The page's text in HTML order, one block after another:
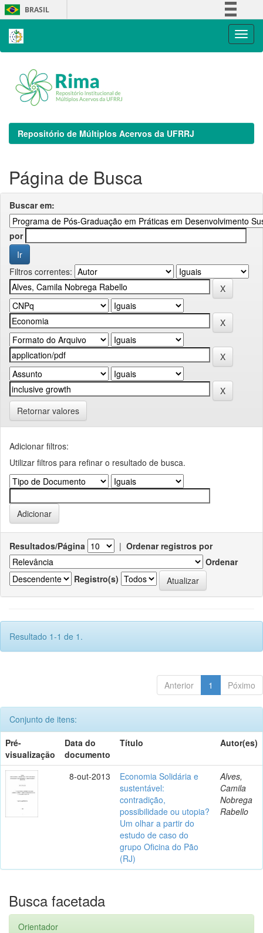
Skip
navigation
BRASIL
Repositório de Múltiplos Acervos da UFRRJ
Página de Busca
Buscar em:
por
Filtros correntes:
Retornar valores
Adicionar filtros:
Utilizar filtros para refinar o resultado de busca.
Resultados/Página | Ordenar registros por
Ordenar
Registro(s)
Resultado 1-1 de 1.
Anterior 1 Póximo
Conjunto de itens:
Pré-
visualização
Data do
documento
Título Autor(es)
8-out-2013
Economia Solidária e
sustentável:
contradição,
possibilidade ou utopia?
Um olhar a partir do
estudo de caso do
grupo Oficina do Pão
(RJ)
Alves,
Camila
Nobrega
Rabello
Busca facetada
Orientador